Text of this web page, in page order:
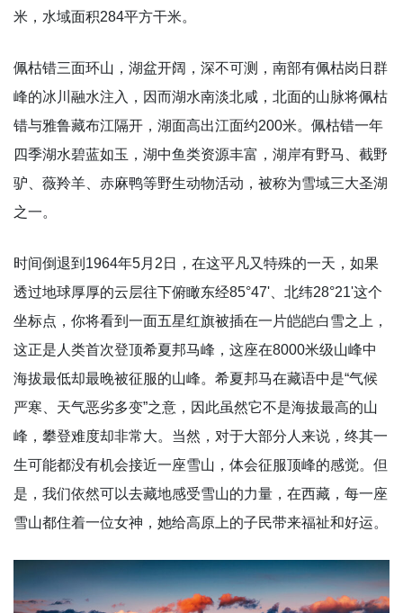
米，水域面积284平方干米。
佩枯错三面环山，湖盆开阔，深不可测，南部有佩枯岗日群
峰的冰川融水注入，因而湖水南淡北咸，北面的山脉将佩枯
错与雅鲁藏布江隔开，湖面高出江面约200米。佩枯错一年
四季湖水碧蓝如玉，湖中鱼类资源丰富，湖岸有野马、截野
驴、薇羚羊、赤麻鸭等野生动物活动，被称为雪域三大圣湖
之一。
时间倒退到1964年5月2日，在这平凡又特殊的一天，如果
透过地球厚厚的云层往下俯瞰东经85°47'、北纬28°21'这个
坐标点，你将看到一面五星红旗被插在一片皑皑白雪之上，
这正是人类首次登顶希夏邦马峰，这座在8000米级山峰中
海拔最低却最晚被征服的山峰。希夏邦马在藏语中是“气候
严寒、天气恶劣多变”之意，因此虽然它不是海拔最高的山
峰，攀登难度却非常大。当然，对于大部分人来说，终其一
生可能都没有机会接近一座雪山，体会征服顶峰的感觉。但
是，我们依然可以去藏地感受雪山的力量，在西藏，每一座
雪山都住着一位女神，她给高原上的子民带来福祉和好运。